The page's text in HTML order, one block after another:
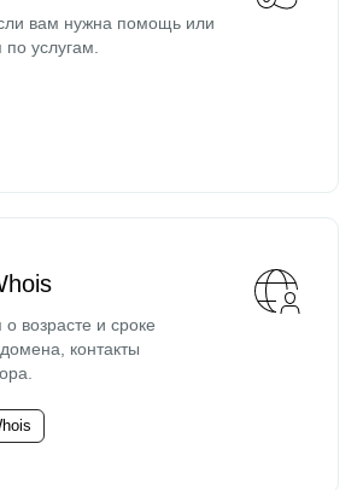
вам нужна помощь или
по услугам.
возрасте и сроке
контакты